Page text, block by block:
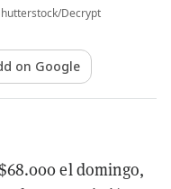
Decrypt
on Google
el domingo,